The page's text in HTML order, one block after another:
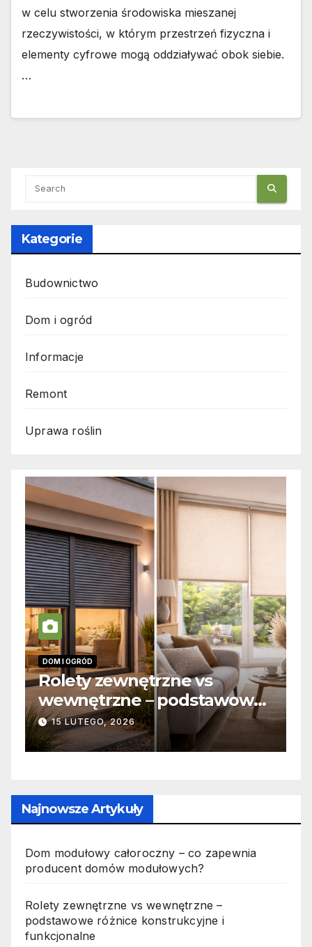
w celu stworzenia środowiska mieszanej
rzeczywistości, w którym przestrzeń fizyczna i
elementy cyfrowe mogą oddziaływać obok siebie.
…
Kategorie
Budownictwo
Dom i ogród
Informacje
Remont
Uprawa roślin
vs
i
INFORMACJE
Zabicie owada a
odpowiedzialność
jak wygląda to w
19 PAŹDZIERNIKA, 2025
Najnowsze Artykuły
Dom modułowy całoroczny – co zapewnia
producent domów modułowych?
Rolety zewnętrzne vs wewnętrzne –
podstawowe różnice konstrukcyjne i
funkcjonalne